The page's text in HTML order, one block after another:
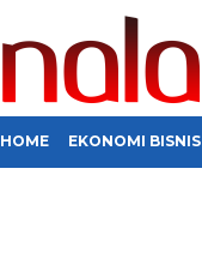
HOME EKONOMI BISNIS